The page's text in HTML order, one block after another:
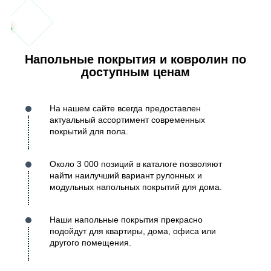
Напольные покрытия и ковролин по
доступным ценам
На нашем сайте всегда предоставлен
актуальный ассортимент современных
покрытий для пола.
Около 3 000 позиций в каталоге позволяют
найти наилучший вариант рулонных и
модульных напольных покрытий для дома.
Наши напольные покрытия прекрасно
подойдут для квартиры, дома, офиса или
другого помещения.